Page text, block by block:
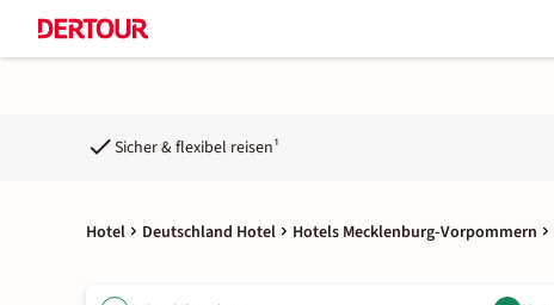
Sicher & flexibel reisen¹
Hotel Deutschland Hotel Hotels Mecklenburg-Vorpommern